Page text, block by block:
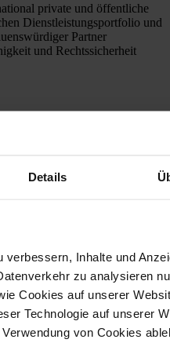
Details
verbessern, Inhalte und
zu analysieren
Cookies auf unserer
Technologie auf unserer
von Cookies
private und öffentliche
Dienstleistungsportfolio und
Partner
und Rechtssicherheit
und Operations-Excellence-
in stark regulierte Branchen
Logistik und Bauwesen.
in 12+ Ländern,
zu erreichen - u.a.